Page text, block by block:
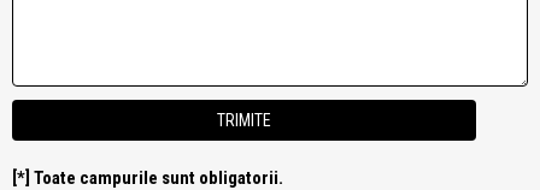
[*] Toate campurile sunt obligatorii.